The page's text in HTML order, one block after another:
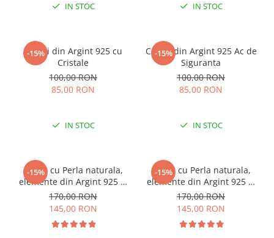
IN STOC IN STOC
-15%
Cercei din Argint 925 cu
Cristale
100,00 RON
85,00 RON
IN STOC
-15%
Cercei din Argint 925 Ac de
Siguranta
100,00 RON
85,00 RON
IN STOC
-15%
Colier cu Perla naturala,
elemente din Argint 925 si
margele Miyuki, multicolor
170,00 RON
145,00 RON
-15%
Colier cu Perla naturala,
elemente din Argint 925 si
margele Miyuki, verde/kiwi
170,00 RON
145,00 RON